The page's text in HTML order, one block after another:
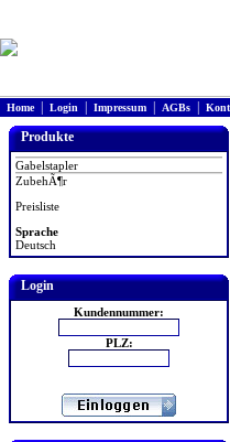
Home| Login Impressum AGBs
Produkte
Gabelstapler
ZubehÃ¶r
Preisliste
Sprache
Deutsch
Login
Kundennummer:
PLZ: